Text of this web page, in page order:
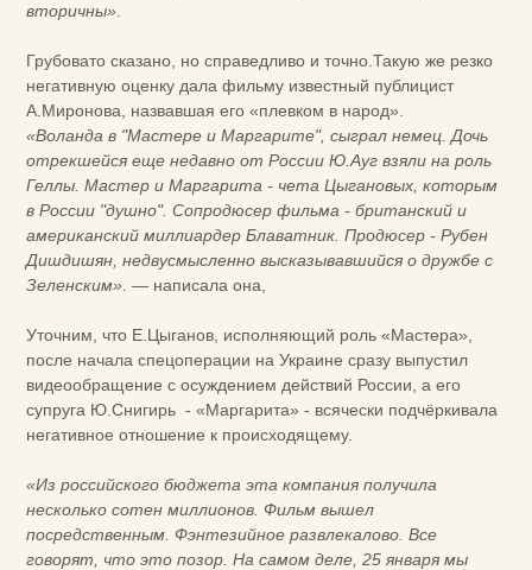
вторичны»
Грубовато сказано, но справедливо и точно.Такую же резко
негативную оценку дала фильму известный публицист
А.Миронова, назвавшая его «плевком в народ».
«Воланда в "Мастере и Маргарите", сыграл немец. Дочь
отрекшейся еще недавно от России Ю.Ауг взяли на роль
Геллы. Мастер и Маргарита - чета Цыгановых, которым
в России "душно". Сопродюсер фильма - британский и
американский миллиардер Блаватник. Продюсер - Рубен
Дишдишян, недвусмысленно высказывавшийся о дружбе с
Зеленским» . — написала она,
Уточним, что Е.Цыганов, исполняющий роль «Мастера»,
после начала спецоперации на Украине сразу выпустил
видеообращение с осуждением действий России, а его
супруга Ю.Снигирь - «Маргарита» - всячески подчёркивала
негативное отношение к происходящему.
«Из российского бюджета эта компания получила
несколько сотен миллионов. Фильм вышел
посредственным. Фэнтезийное развлекалово. Все
говорят, что это позор. На самом деле, 25 января мы